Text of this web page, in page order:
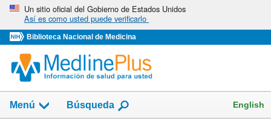
Omita
vaya
al
Contenido
Un sitio oficial del Gobierno de Estados Unidos
Así es como usted puede verificarlo
Biblioteca Nacional de Medicina
Menú Búsqueda English